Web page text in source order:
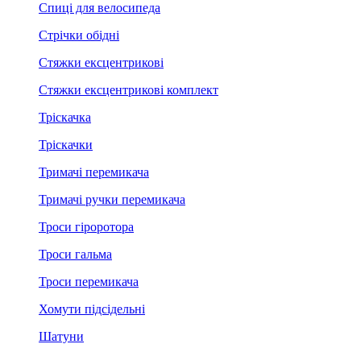
Спиці для велосипеда
Стрічки обідні
Стяжки ексцентрикові
Стяжки ексцентрикові комплект
Тріскачка
Тріскачки
Тримачі перемикача
Тримачі ручки перемикача
Троси гіроротора
Троси гальма
Троси перемикача
Хомути підсідельні
Шатуни